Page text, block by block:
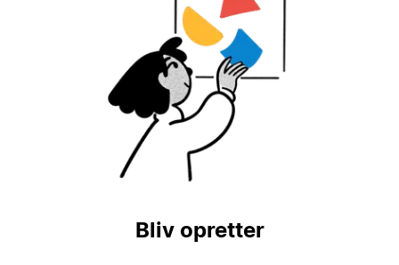
Bliv opretter